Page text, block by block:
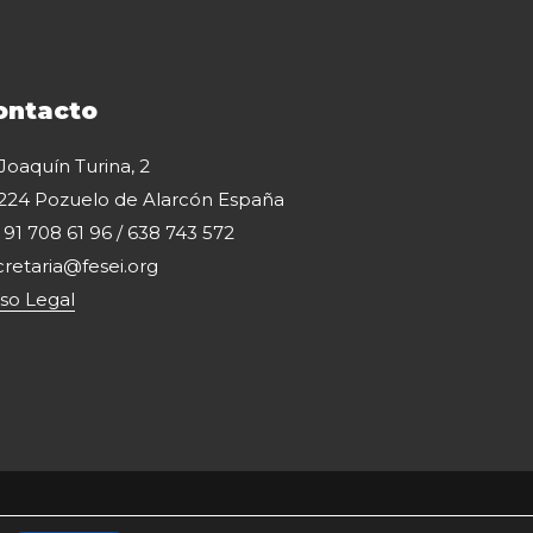
Turina, 2
Pozuelo de Alarcón España
91 708 61 96 / 638 743 572
Legal